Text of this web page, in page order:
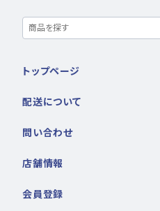
トップページ
配送について
問い合わせ
店舗情報
会員登録